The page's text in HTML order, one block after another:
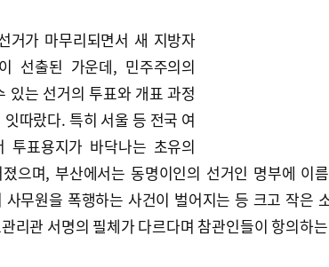
거가 마무리되면서 새 지방자
선출된 가운데, 민주주의의
있는 선거의 투표와 개표 과정
따랐다. 특히 서울 등 전국 여
투표용지가 바닥나는 초유의
으며, 부산에서는 동명이인의 선거인 명부에 이
사무원을 폭행하는 사건이 벌어지는 등 크고 작은
리관 서명의 필체가 다르다며 참관인들이 항의하